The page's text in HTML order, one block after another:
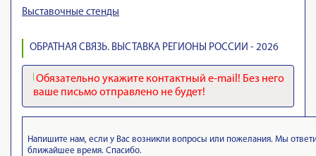
Выставочные стенды
ОБРАТНАЯ СВЯЗЬ. ВЫСТАВКА РЕГИОНЫ РОССИИ - 2026
Обязательно укажите контактный e-mail! Без него
ваше письмо отправлено не будет!
Напишите нам, если у Вас возникли вопросы или пожелания. Мы
ближайшее время. Спасибо.